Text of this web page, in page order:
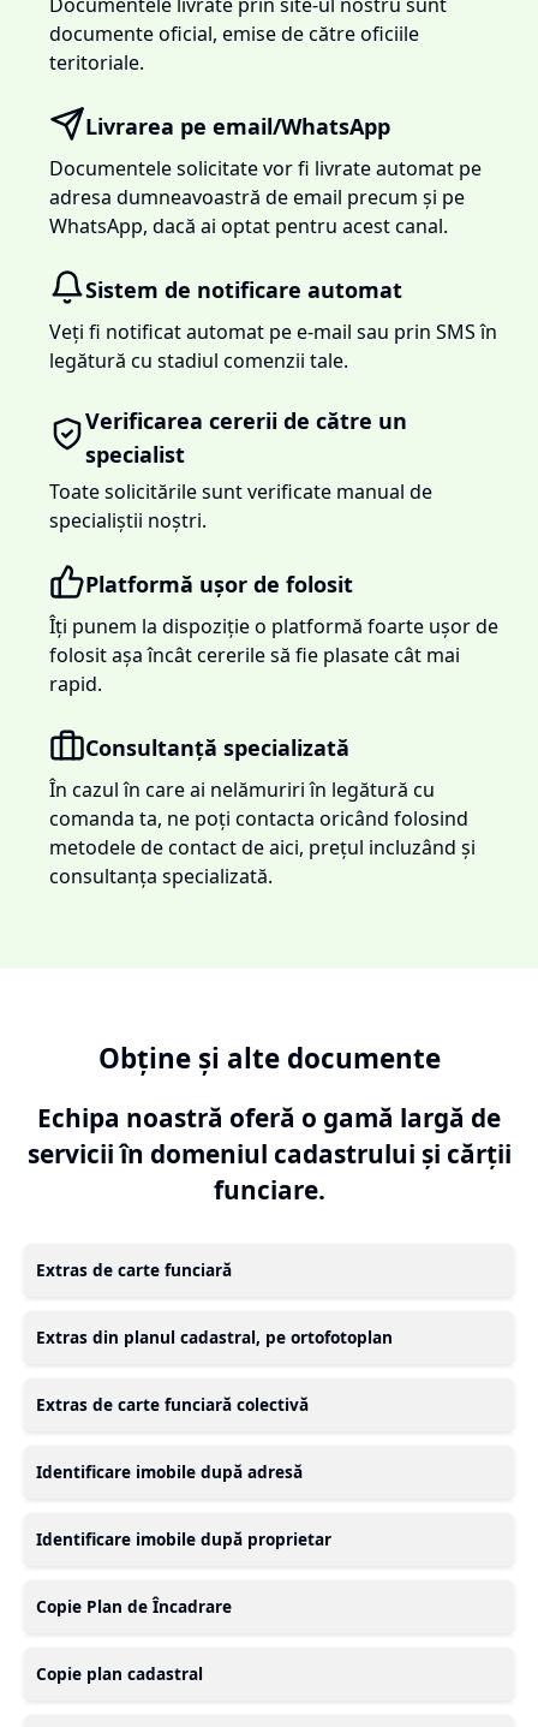
documente oficial, emise de către oficiile
teritoriale.
Livrarea pe email/WhatsApp
Documentele solicitate vor fi livrate automat pe
adresa dumneavoastră de email precum și pe
WhatsApp, dacă ai optat pentru acest canal.
Sistem de notificare automat
Veți fi notificat automat pe e-mail sau prin SMS în
legătură cu stadiul comenzii tale.
Verificarea cererii de către un
specialist
Toate solicitările sunt verificate manual de
specialiștii noștri.
Platformă ușor de folosit
Îți punem la dispoziție o platformă foarte ușor de
folosit așa încât cererile să fie plasate cât mai
rapid.
Consultanță specializată
În cazul în care ai nelămuriri în legătură cu
comanda ta, ne poți contacta oricând folosind
metodele de contact de aici, prețul incluzând și
consultanța specializată.
Obține și alte documente
Echipa noastră oferă o gamă largă de
servicii în domeniul cadastrului și cărții
funciare.
Extras de carte funciară
Extras din planul cadastral, pe ortofotoplan
Extras de carte funciară colectivă
Identificare imobile după adresă
Identificare imobile după proprietar
Copie Plan de Încadrare
Copie plan cadastral